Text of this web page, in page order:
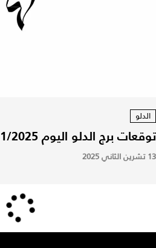
الدلو
توقعات برج الدلو اليوم 13/11/2025
13 تشرين الثاني 2025